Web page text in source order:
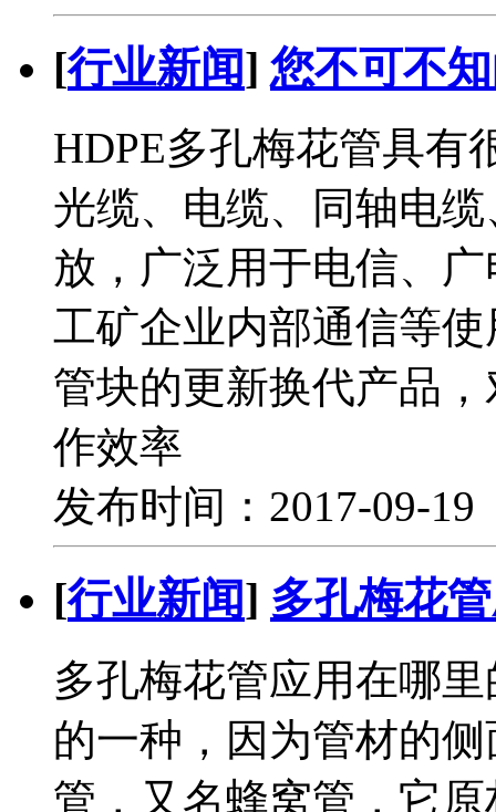
[行业新闻] 您不可不
HDPE多孔梅花管具有
光缆、电缆、同轴电
放，广泛用于电信、
工矿企业内部通信等
管块的更新换代产品
作效率
发布时间：2017-09-
[行业新闻] 多孔梅花
多孔梅花管应用在哪
的一种，因为管材的
管，又名蜂窝管，它